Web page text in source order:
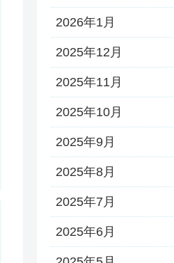
2026年1月
2025年12月
2025年11月
2025年10月
2025年9月
2025年8月
2025年7月
2025年6月